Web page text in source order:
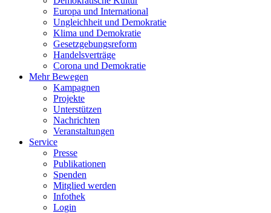
Europa und International
Ungleichheit und Demokratie
Klima und Demokratie
Gesetzgebungsreform
Handelsverträge
Corona und Demokratie
Mehr Bewegen
Kampagnen
Projekte
Unterstützen
Nachrichten
Veranstaltungen
Service
Presse
Publikationen
Spenden
Mitglied werden
Infothek
Login